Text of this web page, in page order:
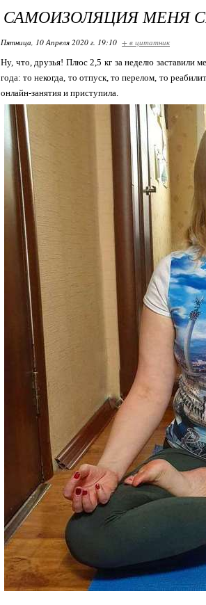
САМОИЗОЛЯЦИЯ МЕНЯ
Пятница, 10 Апреля 2020 г. 19:10 + в цитатник
Ну, что, друзья! Плюс 2,5 кг за неделю заставили
года: то некогда, то отпуск, то перелом, то
онлайн-занятия и приступила.